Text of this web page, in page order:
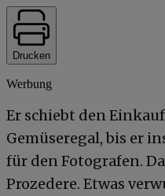
Drucken
Werbung
Er schiebt den
Gemüseregal, bis er
für den Fotografen.
Prozedere. Etwas